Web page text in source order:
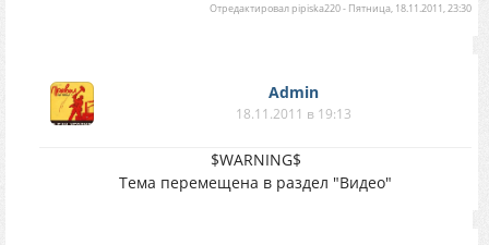
Отредактировал pipiska220- Пятница, 18.11.2011, 23:30
Аdmin
18.11.2011 в 19:13
$WARNING$
Тема перемещена в раздел "Видео"